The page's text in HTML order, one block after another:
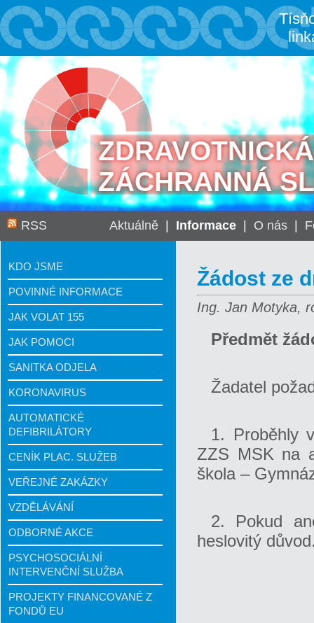
ZDRAVOTNICKÁ
ZÁCHRANNÁ
RSS Aktuálně Informace O nás
KDO JSME
POVINNÉ INFORMACE
JAK VOLAT 155
JAK POMOCI
SANITKA ODJELA
KORONAVIRUS
AUTOMATICKÉ
DEFIBRILÁTORY
CENÍK PLAC. SLUŽEB
VEŘEJNÉ ZAKÁZKY
VZDĚLÁVÁNÍ
ODBORNÉ AKCE
PSYCHOSOCIÁLNÍ
INTERVENČNÍ SLUŽBA
PROJEKTY FINANCOVANÉ Z
FONDŮ EU
Žádost ze
Ing. Jan Motyka,
Předmět
Žadatel
1. Proběhly
ZZS MSK na
škola –
2. Pokud
heslovitý